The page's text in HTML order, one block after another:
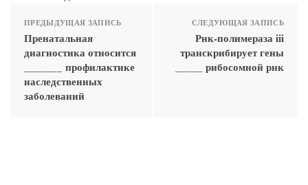
ПРЕДЫДУЩАЯ ЗАПИСЬ
Пренатальная
диагностика относится
_______ профилактике
наследственных
заболеваний
СЛЕДУЮЩАЯ ЗАПИСЬ
Рнк-полимераза iii
транскрибирует гены
_____ рибосомной рнк